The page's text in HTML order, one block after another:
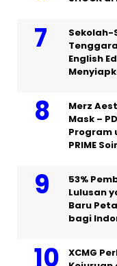
Sekolah-
English
Merz
Mask –
Program
PRIME
53%
Lulusan
Baru
bagi
XCMG